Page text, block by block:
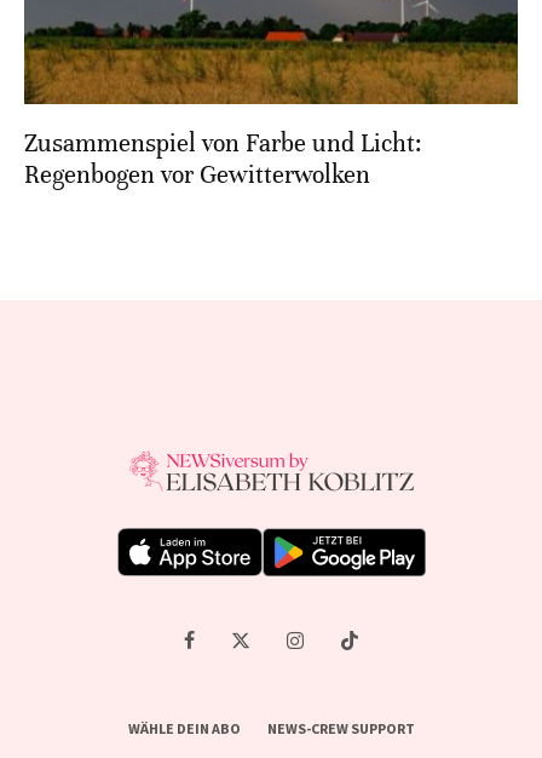
Zusammenspiel von Farbe und Licht:
Regenbogen vor Gewitterwolken
WÄHLE DEIN ABO NEWS-CREW SUPPORT